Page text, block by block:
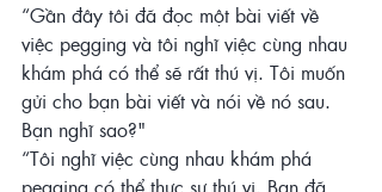
“Gần đây tôi đã đọc một bài viết về
việc pegging và tôi nghĩ việc cùng nhau
khám phá có thể sẽ rất thú vị. Tôi muốn
gửi cho bạn bài viết và nói về nó sau.
Bạn nghĩ sao?"
“Tôi nghĩ việc cùng nhau khám phá